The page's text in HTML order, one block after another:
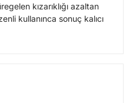
kızarıklığı azaltan
kullanınca sonuç kalıcı